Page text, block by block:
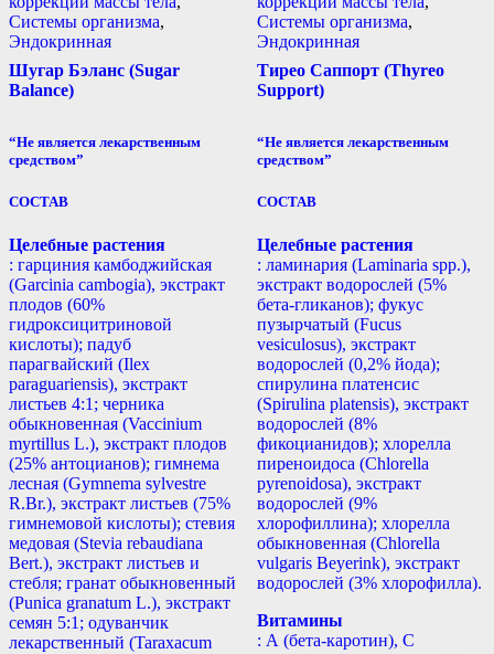
Системы организма,
Эндокринная
Шугар Бэланс (Sugar
Balance)
“Не является лекарственным
средством”
СОСТАВ
Целебные растения
: гарциния камбоджийская
(Garcinia cambogia), экстракт
плодов (60%
гидроксицитриновой
кислоты); падуб
парагвайский (Ilex
paraguariensis), экстракт
листьев 4:1; черника
обыкновенная (Vaccinium
myrtillus L.), экстракт плодов
(25% антоцианов); гимнема
лесная (Gymnema sylvestre
R.Br.), экстракт листьев (75%
гимнемовой кислоты); стевия
медовая (Stevia rebaudiana
Bert.), экстракт листьев и
стебля; гранат обыкновенный
(Punica granatum L.), экстракт
семян 5:1; одуванчик
лекарственный (Taraxacum
Системы организма,
Эндокринная
Тирео Саппорт (Thyreo
Support)
“Не является лекарственным
средством”
СОСТАВ
Целебные растения
: ламинария (Laminaria spp.),
экстракт водорослей (5%
бета-гликанов); фукус
пузырчатый (Fucus
vesiculosus), экстракт
водорослей (0,2% йода);
спирулина платенсис
(Spirulina platensis), экстракт
водорослей (8%
фикоцианидов); хлорелла
пиреноидоса (Chlorella
pyrenoidosa), экстракт
водорослей (9%
хлорофиллина); хлорелла
обыкновенная (Chlorella
vulgaris Beyerink), экстракт
водорослей (3% хлорофилла).
Витамины
: А (бета-каротин), С